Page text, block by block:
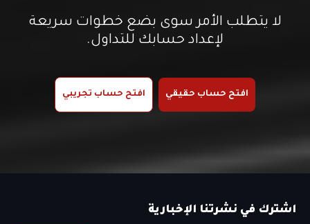
لا يتطلب الأمر سوى بضع خطوات سريعة
لإعداد حسابك للتداول.
افتح حساب حقيقي افتح حساب تجريبي
اشترك في نشرتنا الإخبارية